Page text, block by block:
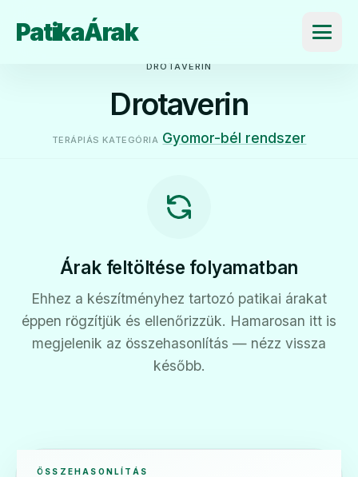
PatikaÁrak
DROTAVERIN
Drotaverin
TERÁPIÁS KATEGÓRIA Gyomor-bél rendszer
Árak feltöltése folyamatban
Ehhez a készítményhez tartozó patikai árakat
éppen rögzítjük és ellenőrizzük. Hamarosan itt is
megjelenik az összehasonlítás — nézz vissza
később.
ÖSSZEHASONLÍTÁS